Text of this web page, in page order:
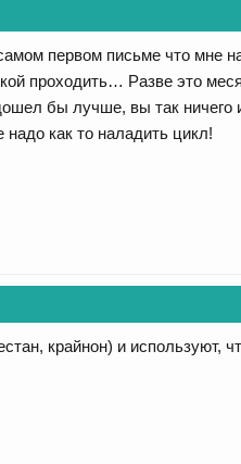
первом письме что мне
проходить… Разве это
бы лучше, вы так ничего
как то наладить цикл!
крайнон) и используют,